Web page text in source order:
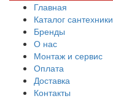
Главная
Каталог сантехники
Бренды
О нас
Монтаж и сервис
Оплата
Доставка
Контакты